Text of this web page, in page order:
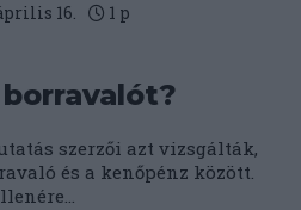
16. 1 p
szerzői azt vizsgálták,
és a kenőpénz között.